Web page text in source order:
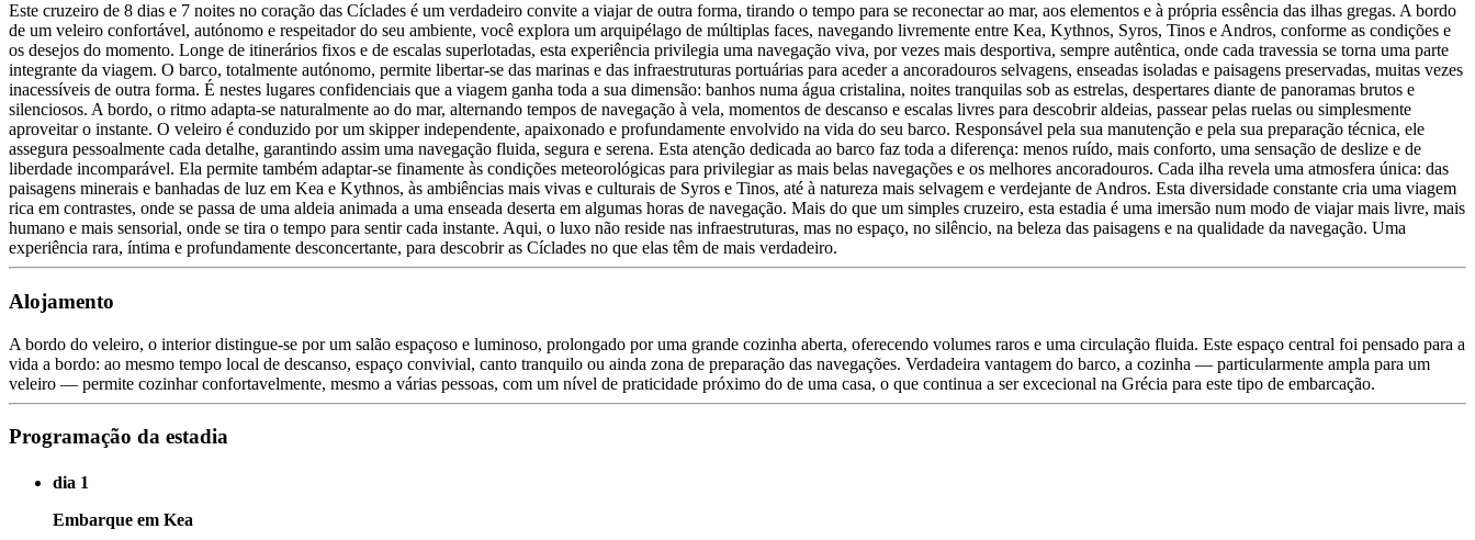
Este cruzeiro de 8 dias e 7 noites no coração das Cíclades é um verdadeiro convite a viajar de outra forma, tirando o tempo para se reconectar ao mar, aos elementos e à própria essência das ilhas gregas. A bordo
de um veleiro confortável, autónomo e respeitador do seu ambiente, você explora um arquipélago de múltiplas faces, navegando livremente entre Kea, Kythnos, Syros, Tinos e Andros, conforme as condições e
os desejos do momento. Longe de itinerários fixos e de escalas superlotadas, esta experiência privilegia uma navegação viva, por vezes mais desportiva, sempre autêntica, onde cada travessia se torna uma parte
integrante da viagem. O barco, totalmente autónomo, permite libertar-se das marinas e das infraestruturas portuárias para aceder a ancoradouros selvagens, enseadas isoladas e paisagens preservadas, muitas vezes
inacessíveis de outra forma. É nestes lugares confidenciais que a viagem ganha toda a sua dimensão: banhos numa água cristalina, noites tranquilas sob as estrelas, despertares diante de panoramas brutos e
silenciosos. A bordo, o ritmo adapta-se naturalmente ao do mar, alternando tempos de navegação à vela, momentos de descanso e escalas livres para descobrir aldeias, passear pelas ruelas ou simplesmente
aproveitar o instante. O veleiro é conduzido por um skipper independente, apaixonado e profundamente envolvido na vida do seu barco. Responsável pela sua manutenção e pela sua preparação técnica, ele
assegura pessoalmente cada detalhe, garantindo assim uma navegação fluida, segura e serena. Esta atenção dedicada ao barco faz toda a diferença: menos ruído, mais conforto, uma sensação de deslize e de
liberdade incomparável. Ela permite também adaptar-se finamente às condições meteorológicas para privilegiar as mais belas navegações e os melhores ancoradouros. Cada ilha revela uma atmosfera única: das
paisagens minerais e banhadas de luz em Kea e Kythnos, às ambiências mais vivas e culturais de Syros e Tinos, até à natureza mais selvagem e verdejante de Andros. Esta diversidade constante cria uma viagem
rica em contrastes, onde se passa de uma aldeia animada a uma enseada deserta em algumas horas de navegação. Mais do que um simples cruzeiro, esta estadia é uma imersão num modo de viajar mais livre, mais
humano e mais sensorial, onde se tira o tempo para sentir cada instante. Aqui, o luxo não reside nas infraestruturas, mas no espaço, no silêncio, na beleza das paisagens e na qualidade da navegação. Uma
experiência rara, íntima e profundamente desconcertante, para descobrir as Cíclades no que elas têm de mais verdadeiro.
Alojamento
A bordo do veleiro, o interior distingue-se por um salão espaçoso e luminoso, prolongado por uma grande cozinha aberta, oferecendo volumes raros e uma circulação fluida. Este espaço central foi pensado para a
vida a bordo: ao mesmo tempo local de descanso, espaço convivial, canto tranquilo ou ainda zona de preparação das navegações. Verdadeira vantagem do barco, a cozinha — particularmente ampla para um
veleiro — permite cozinhar confortavelmente, mesmo a várias pessoas, com um nível de praticidade próximo do de uma casa, o que continua a ser excecional na Grécia para este tipo de embarcação.
Programação da estadia
dia 1
Embarque em Kea